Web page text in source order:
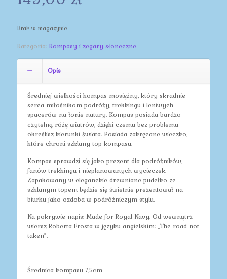
Brak w magazynie
Kategoria: Kompasy i zegary słoneczne
Opis
Średniej wielkości kompas mosiężny, który skradnie
serca miłośnikom podróży, trekkingu i leniwych
spacerów na łonie natury. Kompas posiada bardzo
czytelną różę wiatrów, dzięki czemu bez problemu
określisz kierunki świata. Posiada zakręcane wieczko,
które chroni szklany top kompasu.
Kompas sprawdzi się jako prezent dla podróżników,
fanów trekkingu i nieplanowanych wycieczek.
Zapakowany w eleganckie drewniane pudełko ze
szklanym topem będzie się świetnie prezentował na
biurku jako ozdoba w podróżniczym stylu.
Na pokrywie napis: Made for Royal Navy. Od wewnątrz
wiersz Roberta Frosta w języku angielskim: „The road not
taken”.
Średnica kompasu 7,5cm